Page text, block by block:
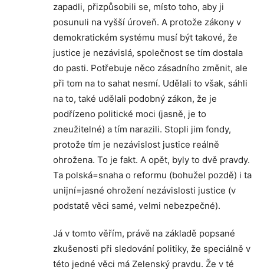
zapadli, přizpůsobili se, místo toho, aby ji
posunuli na vyšší úroveň. A protože zákony v
demokratickém systému musí být takové, že
justice je nezávislá, společnost se tím dostala
do pasti. Potřebuje něco zásadního změnit, ale
při tom na to sahat nesmí. Udělali to však, sáhli
na to, také udělali podobný zákon, že je
podřízeno politické moci (jasně, je to
zneužitelné) a tím narazili. Stopli jim fondy,
protože tím je nezávislost justice reálně
ohrožena. To je fakt. A opět, byly to dvě pravdy.
Ta polská=snaha o reformu (bohužel pozdě) i ta
unijní=jasné ohrožení nezávislosti justice (v
podstatě věci samé, velmi nebezpečné).
Já v tomto věřím, právě na základě popsané
zkušenosti při sledování politiky, že speciálně v
této jedné věci má Zelenský pravdu. Že v té